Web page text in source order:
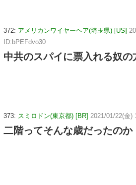
372: アメリカンワイヤーヘア(埼玉県) [US]
ID:bPEFdvo30
中共のスパイに票入れる奴の
373: スミロドン(東京都) [BR] 2021/01/22(金)
二階ってそんな歳だったのか